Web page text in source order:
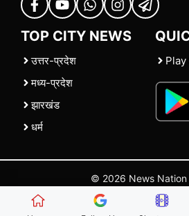
TOP CITY NEWS
उत्तर-प्रदेश
मध्य-प्रदेश
झारखंड
धर्म
© 2026 News Nation
| |Contact Us |Policies